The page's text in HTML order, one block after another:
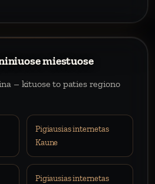
miestuose
– kituose to paties regiono
Pigiausias internetas
Kaune
Pigiausias internetas